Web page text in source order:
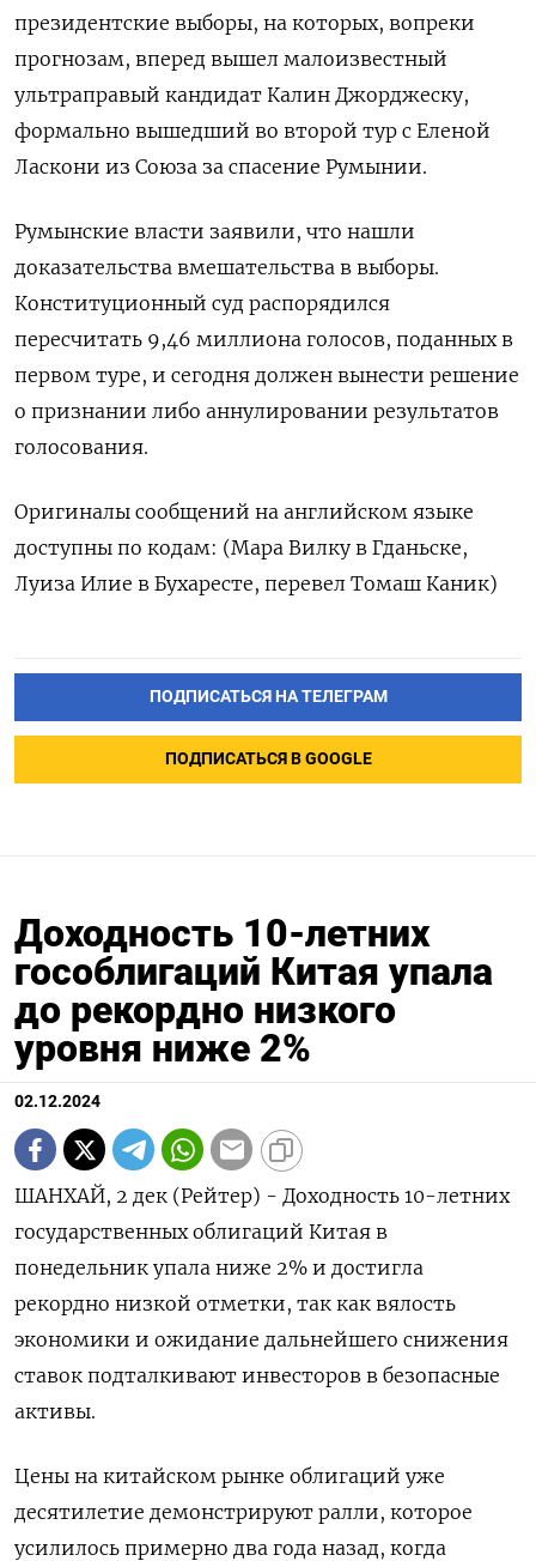
президентские выборы, на которых, вопреки
прогнозам, вперед вышел малоизвестный
ультраправый кандидат Калин Джорджеску,
формально вышедший во второй тур с Еленой
Ласкони из Союза за спасение Румынии.
Румынские власти заявили, что нашли
доказательства вмешательства в выборы.
Конституционный суд распорядился
пересчитать 9,46 миллиона голосов, поданных в
первом туре, и сегодня должен вынести решение
о признании либо аннулировании результатов
голосования.
Оригиналы сообщений на английском языке
доступны по кодам: (Мара Вилку в Гданьске,
Луиза Илие в Бухаресте, перевел Томаш Каник)
ПОДПИСАТЬСЯ НА ТЕЛЕГРАМ
ПОДПИСАТЬСЯ В GOOGLE
Доходность 10-летних
гособлигаций Китая упала
до рекордно низкого
уровня ниже 2%
02.12.2024
ШАНХАЙ, 2 дек (Рейтер) - Доходность 10-летних
государственных облигаций Китая в
понедельник упала ниже 2% и достигла
рекордно низкой отметки, так как вялость
экономики и ожидание дальнейшего снижения
ставок подталкивают инвесторов в безопасные
активы.
Цены на китайском рынке облигаций уже
десятилетие демонстрируют ралли, которое
усилилось примерно два года назад, когда